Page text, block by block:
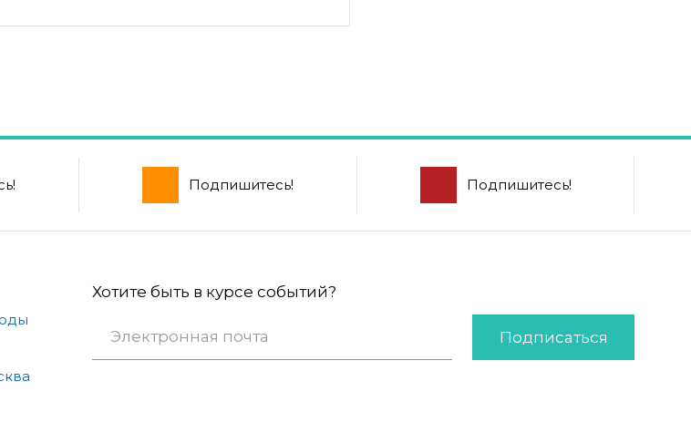
Подпишитесь! Подпишитесь!
Хотите быть в курсе событий?
Подписаться